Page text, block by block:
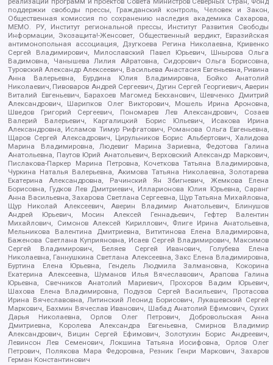
поддержки свободы прессы, Гражданский контроль, Человек и Закон,
Общественная комиссия по сохранению наследия академика Сахарова,
МЕМО. РУ, Институт региональной прессы, Институт Развития Свободы
Информации, Экозащита!-Женсовет, Общественный вердикт, Евразийская
антимонопольная ассоциация, Дзугкоева Регина Николаевна, Кривенко
Сергей Владимирович, Милославский Павел Юрьевич, Шнырова Ольга
Вадимовна, Чанышева Лилия Айратовна, Сидорович Ольга Борисовна,
Туровский Александр Алексеевич, Васильева Анастасия Евгеньевна, Ривина
Анна Валерьевна, Бурдина Юлия Владимировна, Бойко Анатолий
Николаевич, Пивоваров Андрей Сергеевич, Дугин Сергей Георгиевич, Аверин
Виталий Евгеньевич, Барахоев Магомед Бекханович, Шевченко Дмитрий
Александрович, Шарипков Олег Викторович, Мошель Ирина Ароновна,
Шведов Григорий Сергеевич, Пономарев Лев Александрович, Созаев
Валерий Валерьевич, Каргалицкий Борис Юльевич, Исакова Ирина
Александровна, Исламов Тимур Рифгатович, Романова Ольга Евгеньевна,
Щаров Сергей Алексадрович, Цирульников Борис Альбертович, Халидова
Марина Владимировна, Людевиг Марина Зариевна, Федотова Галина
Анатольевна, Паутов Юрий Анатольевич, Верховский Александр Маркович,
Пислакова-Паркер Марина Петровна, Кочеткова Татьяна Владимировна,
Чуркина Наталья Валерьевна, Акимова Татьяна Николаевна, Золотарева
Екатерина Александровна, Рачинский Ян Збигневич, Жемкова Елена
Борисовна, Гудков Лев Дмитриевич, Илларионова Юлия Юрьевна, Саранг
Анна Васильевна, Захарова Светлана Сергеевна, Щур Татьяна Михайловна,
Щур Николай Алексеевич, Аверин Владимир Анатольевич, Блинушов
Андрей Юрьевич, Мосин Алексей Геннадьевич, Гефтер Валентин
Михайлович, Симонов Алексей Кириллович, Флиге Ирина Анатольевна,
Мельникова Валентина Дмитриевна, Вититинова Елена Владимировна,
Баженова Светлана Куприяновна, Исаев Сергей Владимирович, Максимов
Сергей Владимирович, Беляев Сергей Иванович, Голубева Елена
Николаевна, Ганнушкина Светлана Алексеевна, Закс Елена Владимировна,
Буртина Елена Юрьевна, Гендель Людмила Залмановна, Кокорина
Екатерина Алексеевна, Шуманов Илья Вячеславович, Арапова Галина
Юрьевна, Свечников Анатолий Мариевич, Прохоров Вадим Юрьевич,
Шахова Елена Владимировна, Подузов Сергей Васильевич, Протасова
Ирина Вячеславовна, Литинский Леонид Борисович, Лукашевский Сергей
Маркович, Бахмин Вячеслав Иванович, Шабад Анатолий Ефимович, Сухих
Дарья Николаевна, Орлов Олег Петрович, Добровольская Анна
Дмитриевна, Королева Александра Евгеньевна, Смирнов Владимир
Александрович, Вицин Сергей Ефимович, Золотухин Борис Андреевич,
Левинсон Лев Семенович, Локшина Татьяна Иосифовна, Орлов Олег
Петрович, Полякова Мара Федоровна, Резник Генри Маркович, Захаров
Герман Константинович